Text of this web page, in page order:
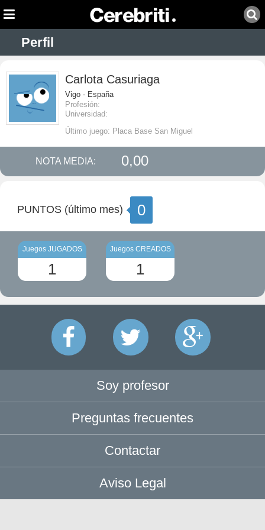
Perfil
Carlota Casuriaga
Vigo - España
Profesión:
Universidad:
Último juego: Placa Base San Miguel
NOTA MEDIA: 0,00
PUNTOS (último mes) 0
Juegos JUGADOS
1
Juegos CREADOS
1
Soy profesor
Preguntas frecuentes
Contactar
Aviso Legal